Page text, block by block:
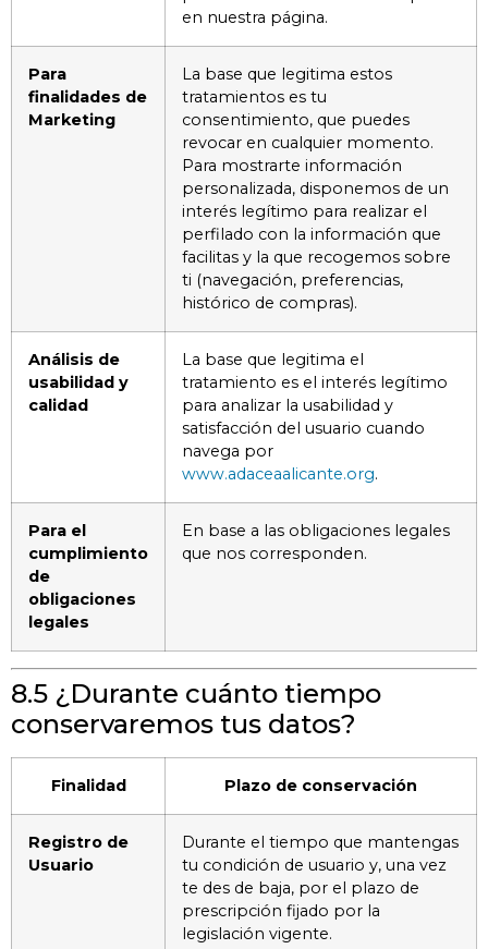
en nuestra página.
Para
finalidades de
Marketing
La base que legitima estos
tratamientos es tu
consentimiento, que puedes
revocar en cualquier momento.
Para mostrarte información
personalizada, disponemos de un
interés legítimo para realizar el
perfilado con la información que
facilitas y la que recogemos sobre
ti (navegación, preferencias,
histórico de compras).
Análisis de
usabilidad y
calidad
La base que legitima el
tratamiento es el interés legítimo
para analizar la usabilidad y
satisfacción del usuario cuando
navega por
www.adaceaalicante.org.
Para el
cumplimiento
de
obligaciones
legales
En base a las obligaciones legales
que nos corresponden.
8.5 ¿Durante cuánto tiempo
conservaremos tus datos?
Finalidad Plazo de conservación
Registro de
Usuario
Durante el tiempo que mantengas
tu condición de usuario y, una vez
te des de baja, por el plazo de
prescripción fijado por la
legislación vigente.